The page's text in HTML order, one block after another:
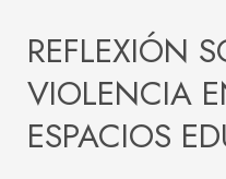
REFLEXIÓN
VIOLENCIA
ESPACIOS